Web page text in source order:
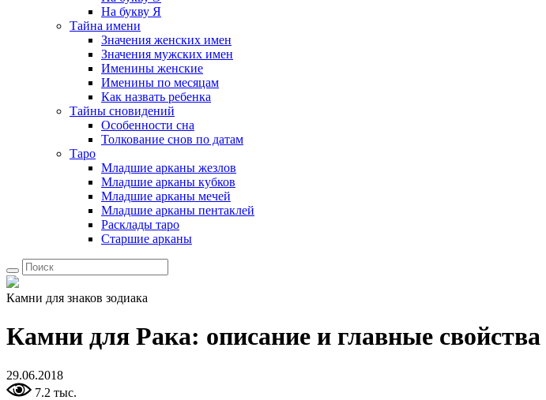
На букву Я
Тайна имени
Значения женских имен
Значения мужских имен
Именины женские
Именины по месяцам
Как назвать ребенка
Тайны сновидений
Особенности сна
Толкование снов по датам
Таро
Младшие арканы жезлов
Младшие арканы кубков
Младшие арканы мечей
Младшие арканы пентаклей
Расклады таро
Старшие арканы
Камни для знаков зодиака
Камни для Рака: описание и главные свойства
29.06.2018
7.2 тыс.